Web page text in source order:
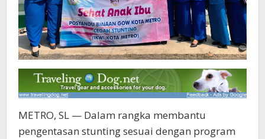
METRO, SL — Dalam rangka membantu
pengentasan stunting sesuai dengan program